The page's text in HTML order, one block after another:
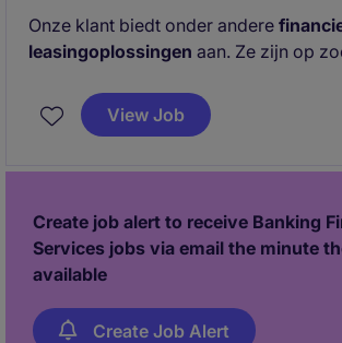
Onze klant biedt onder andere
leasingoplossingen aan. Ze zijn op
View Job
Create job alert to receive Banking
Services jobs via email the minute
available
Create Job Alert